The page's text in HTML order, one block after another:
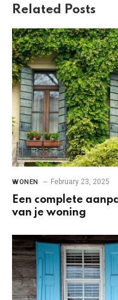
Related Posts
WONEN February 23, 2025
Een complete
van je woning